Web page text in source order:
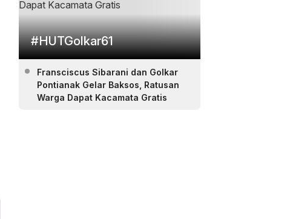
#HUTGolkar61
Fransciscus Sibarani dan Golkar
Pontianak Gelar Baksos, Ratusan
Warga Dapat Kacamata Gratis